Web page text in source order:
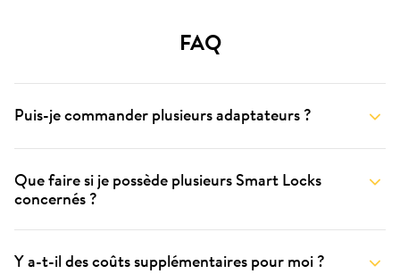
FAQ
Puis-je commander plusieurs adaptateurs ?
Que faire si je possède plusieurs Smart Locks
concernés ?
Y a-t-il des coûts supplémentaires pour moi ?